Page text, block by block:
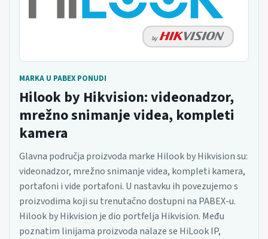
MARKA U PABEX PONUDI
Hilook by Hikvision: videonadzor,
mrežno snimanje videa, kompleti
kamera
Glavna područja proizvoda marke Hilook by Hikvision su:
videonadzor, mrežno snimanje videa, kompleti kamera,
portafoni i vide portafoni. U nastavku ih povezujemo s
proizvodima koji su trenutačno dostupni na PABEX-u.
Hilook by Hikvision je dio portfelja Hikvision. Među
poznatim linijama proizvoda nalaze se HiLook IP,